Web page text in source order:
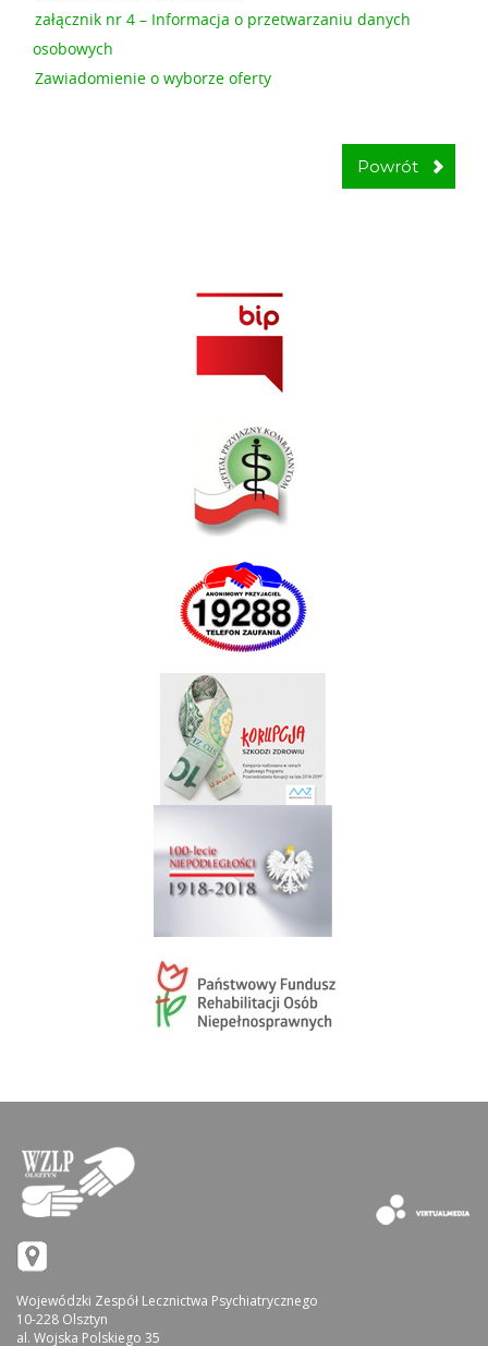
załącznik nr 4 – Informacja o przetwarzaniu danych
osobowych
Zawiadomienie o wyborze oferty
Powrót
Wojewódzki Zespół Lecznictwa Psychiatrycznego
10-228 Olsztyn
al. Wojska Polskiego 35